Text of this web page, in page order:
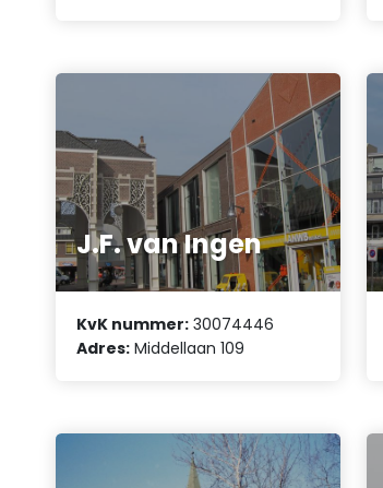
J.F. van Ingen
KvK nummer: 30074446
Adres: Middellaan 109